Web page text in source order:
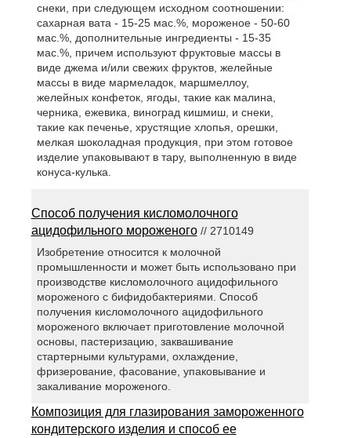
снеки, при следующем исходном соотношении:
сахарная вата - 15-25 мас.%, мороженое - 50-60
мас.%, дополнительные ингредиенты - 15-35
мас.%, причем используют фруктовые массы в
виде джема и/или свежих фруктов, желейные
массы в виде мармеладок, маршмеллоу,
желейных конфеток, ягоды, такие как малина,
черника, ежевика, виноград кишмиш, и снеки,
такие как печенье, хрустящие хлопья, орешки,
мелкая шоколадная продукция, при этом готовое
изделие упаковывают в тару, выполненную в виде
конуса-кулька.
Способ получения кисломолочного
ацидофильного мороженого// 2710149
Изобретение относится к молочной
промышленности и может быть использовано при
производстве кисломолочного ацидофильного
мороженого с бифидобактериями. Способ
получения кисломолочного ацидофильного
мороженого включает приготовление молочной
основы, пастеризацию, заквашивание
стартерными культурами, охлаждение,
фризерование, фасование, упаковывание и
закаливание мороженого.
Композиция для глазирования замороженного
кондитерского изделия и способ ее